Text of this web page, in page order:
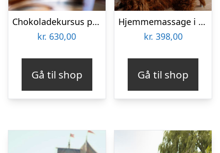
Chokoladekursus på Fyn
kr. 630,00
Gå til shop
Hjemmemassage i hele landet med RaskRask
kr. 398,00
Gå til shop